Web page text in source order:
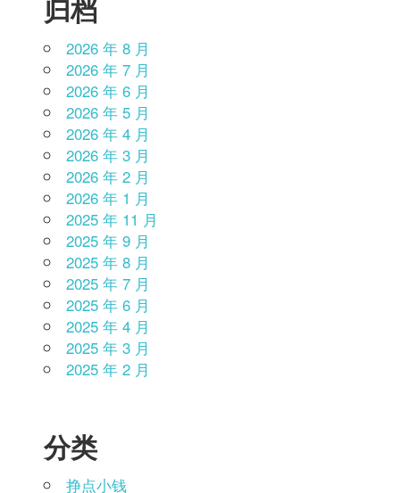
归档
2026 年 8 月
2026 年 7 月
2026 年 6 月
2026 年 5 月
2026 年 4 月
2026 年 3 月
2026 年 2 月
2026 年 1 月
2025 年 11 月
2025 年 9 月
2025 年 8 月
2025 年 7 月
2025 年 6 月
2025 年 4 月
2025 年 3 月
2025 年 2 月
分类
挣点小钱